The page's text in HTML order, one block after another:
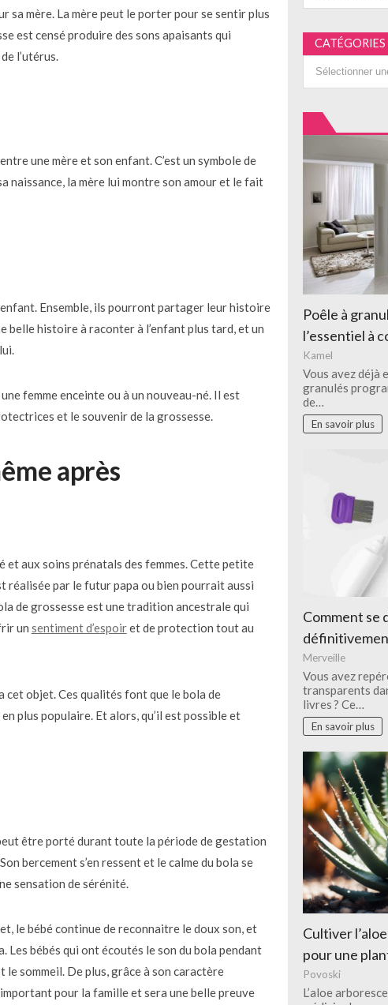
sa mère. La mère peut le porter pour se sentir plus
est censé produire des sons apaisants qui
l’utérus.
une mère et son enfant. C’est un symbole de
naissance, la mère lui montre son amour et le fait
Ensemble, ils pourront partager leur histoire
belle histoire à raconter à l’enfant plus tard, et un
femme enceinte ou à un nouveau-né. Il est
et le souvenir de la grossesse.
après
aux soins prénatals des femmes. Cette petite
réalisée par le futur papa ou bien pourrait aussi
de grossesse est une tradition ancestrale qui
un sentiment d’espoiret de protection tout au
objet. Ces qualités font que le bola de
plus populaire. Et alors, qu’il est possible et
être porté durant toute la période de gestation
bercement s’en ressent et le calme du bola se
sensation de sérénité.
le bébé continue de reconnaitre le doux son, et
Les bébés qui ont écoutés le son du bola pendant
sommeil. De plus, grâce à son caractère
pour la famille et sera une belle preuve
CATÉGORIES
Poêle à
l’essentiel à
Kamel
Vous avez déjà
granulés
de…
En savoir plus
Comment se
Merveille
Vous avez
transparents
livres ? Ce…
En savoir plus
Cultiver
pour une
Povoski
L’aloe